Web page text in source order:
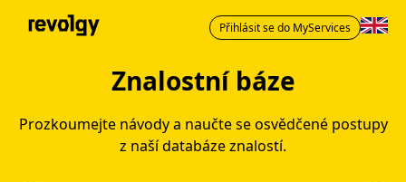
Přihlásit se do MyServices
Znalostní báze
Prozkoumejte návody a naučte se osvědčené postupy
z naší databáze znalostí.